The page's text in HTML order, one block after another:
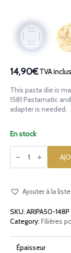
14,90€TVA
This pasta die is
1581 Pastamatic
adapter is needed.
En stock
quantité
de
en
15mm
1581
Pastamatic
Ajouter à la
SKU: ARIPA50-148P
Category: Filières
Épaisseur